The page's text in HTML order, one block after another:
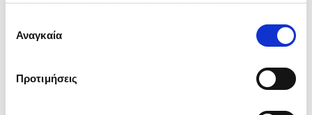
ενδιαφέρουν και να επιλέξετε από τα παρακάτω με την
΄΄και να ενημερωθείτε σχετικά με
συγκατάθεσης
Αναγκαία
Προτιμήσεις